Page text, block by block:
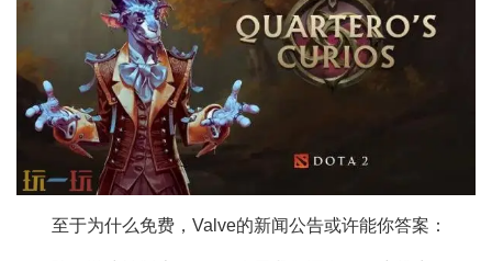
至于为什么免费，Valve的新闻公告或许能你答案：